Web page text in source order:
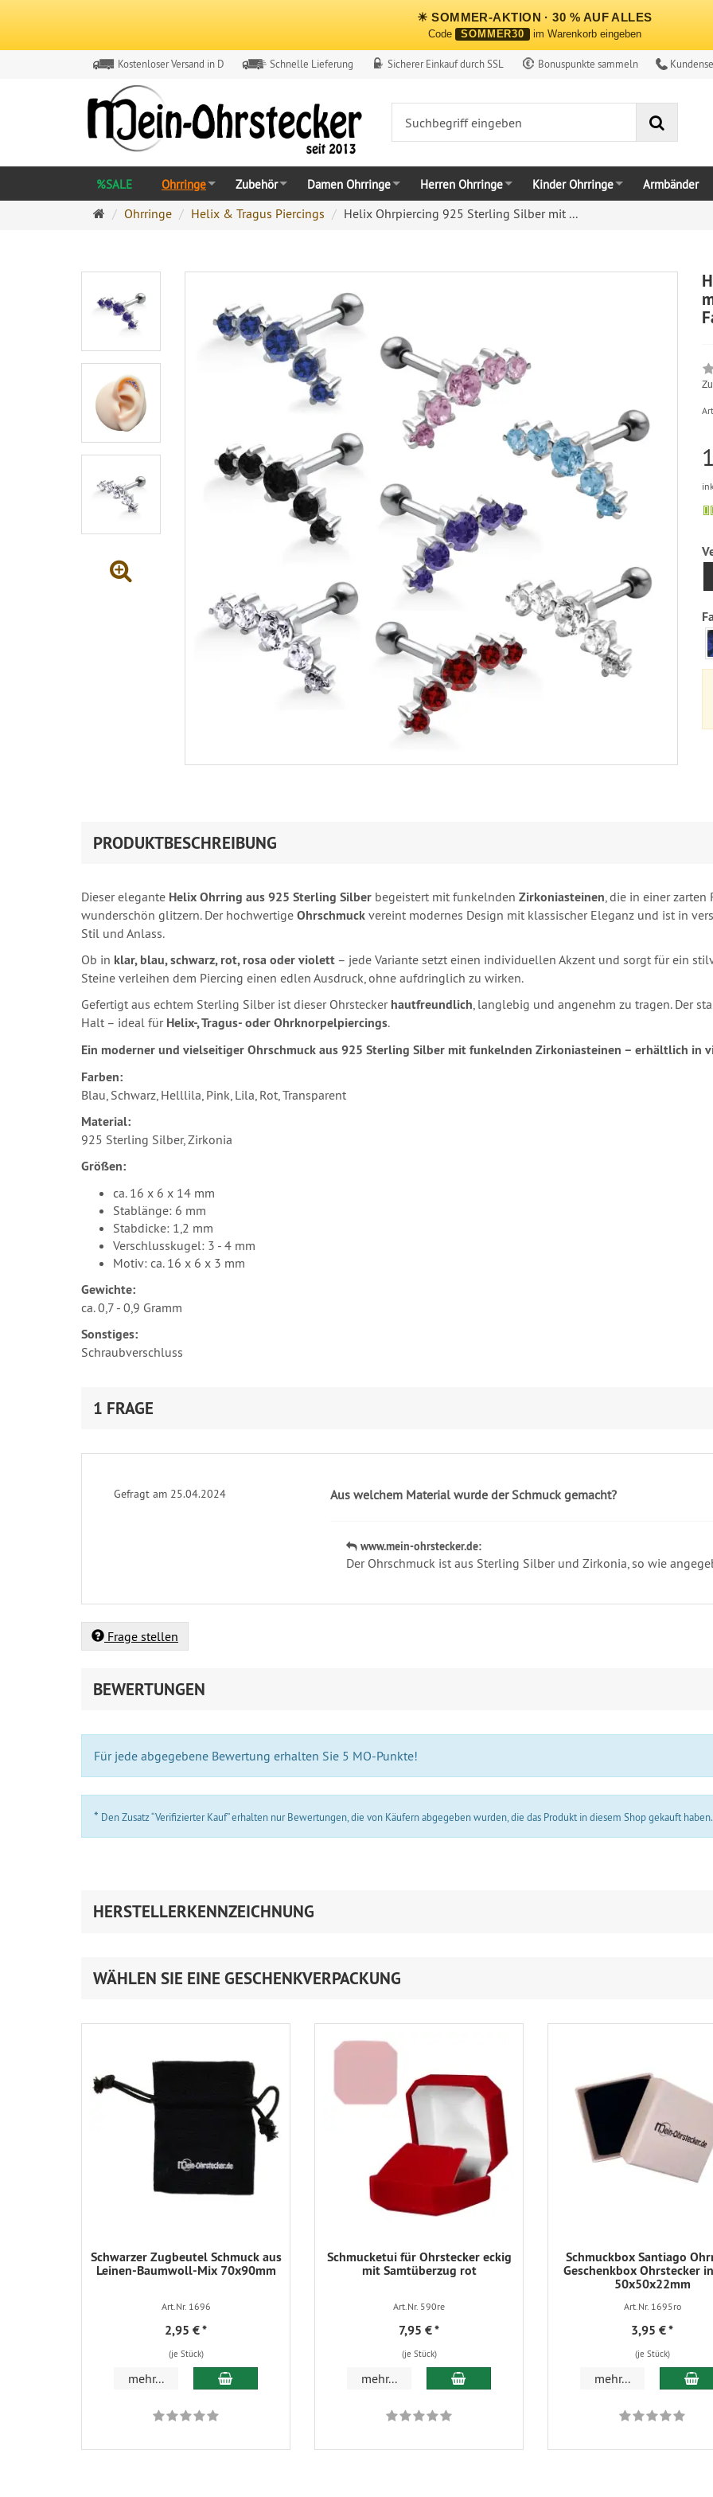
☀ SOMMER-AKTION · 30 % AUF ALLES
Code SOMMER30 im Warenkorb eingeben
Kostenloser Versand in D Schnelle Lieferung Sicherer Einkauf durch SSL Bonuspunkte sammeln
%SALE Ohrringe Zubehör Damen Ohrringe Herren Ohrringe Kinder Ohrringe Armbänder
Ohrringe
Ohrringe Helix & Tragus Piercings Helix Ohrpiercing 925 Sterling Silber mit ...
PRODUKTBESCHREIBUNG
Dieser elegante Helix Ohrring aus 925 Sterling Silber begeistert mit funkelnden Zirkoniasteinen, die in einer
wunderschön glitzern. Der hochwertige Ohrschmuck vereint modernes Design mit klassischer Eleganz und ist in
Stil und Anlass.
Ob in klar, blau, schwarz, rot, rosa oder violett – jede Variante setzt einen individuellen Akzent und sorgt für ein
Steine verleihen dem Piercing einen edlen Ausdruck, ohne aufdringlich zu wirken.
Gefertigt aus echtem Sterling Silber ist dieser Ohrstecker hautfreundlich, langlebig und angenehm zu tragen. Der
Halt – ideal für Helix-, Tragus- oder Ohrknorpelpiercings.
Ein moderner und vielseitiger Ohrschmuck aus 925 Sterling Silber mit funkelnden Zirkoniasteinen – erhältlich in
Farben:
Blau, Schwarz, Helllila, Pink, Lila, Rot, Transparent
Material:
925 Sterling Silber, Zirkonia
Größen:
ca. 16 x 6 x 14 mm
Stablänge: 6 mm
Stabdicke: 1,2 mm
Verschlusskugel: 3 - 4 mm
Motiv: ca. 16 x 6 x 3 mm
Gewichte:
ca. 0,7 - 0,9 Gramm
Sonstiges:
Schraubverschluss
1 FRAGE
Gefragt am 25.04.2024 Aus welchem Material wurde der Schmuck gemacht?
www.mein-ohrstecker.de:
Der Ohrschmuck ist aus Sterling Silber und Zirkonia, so wie
Frage stellen
BEWERTUNGEN
Für jede abgegebene Bewertung erhalten Sie 5 MO-Punkte!
* Den Zusatz “Verifizierter Kauf” erhalten nur Bewertungen, die von Käufern abgegeben wurden, die das Produkt in diesem Shop gekauft
HERSTELLERKENNZEICHNUNG
WÄHLEN SIE EINE GESCHENKVERPACKUNG
Schwarzer Zugbeutel Schmuck aus
Leinen-Baumwoll-Mix 70x90mm
Art.Nr. 1696
2,95 €*
(je Stück)
mehr... In den Warenkorb
Schmucketui für Ohrstecker eckig
mit Samtüberzug rot
Art.Nr. 590re
7,95 €*
(je Stück)
mehr... In den Warenkorb
Schmuckbox Santiago
Geschenkbox Ohrstecker
50x50x22mm
Art.Nr. 1695ro
3,95 €*
(je Stück)
mehr... In